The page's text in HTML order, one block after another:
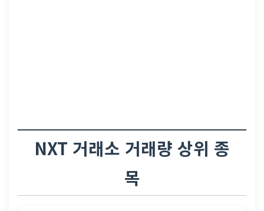
NXT 거래소 거래량 상위 종
목